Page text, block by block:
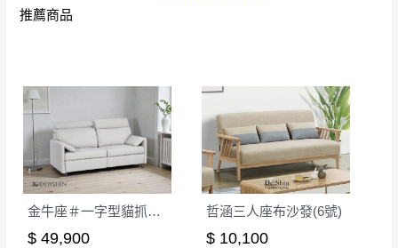
狀況保有出貨的權利。
因大型傢俱有組裝、配送的問題，並非一般快速到貨
商品，無法指定特定時間送達，司機當天到貨前皆會
再與您通知，讓您不用整天在家等貨，以免浪費你的
寶貴時間。
如遇自然災害、政府宣布之災害警報等不可抗力情
事，而危及運送人員輸送之安全，本司得視狀況延後
或停止運送服務。
期，商品使用年限，因客人使用習慣、居家
環境不同。若屬人為因素導致商品損壞、零
件短缺，則維修、搬運費用，需由消費者自
行吸收(另事先與消費者報價，消費者同意將
會進行維修)。
到貨7日內為鑑賞期(注意:鑑賞期非試用期)，
若非商品品質瑕疵問題於鑑賞期內退貨之情
推薦商品
金牛座＃一字型貓抓布電動沙發
$ 49,900
哲涵三人座布沙發(6號)
$ 10,100